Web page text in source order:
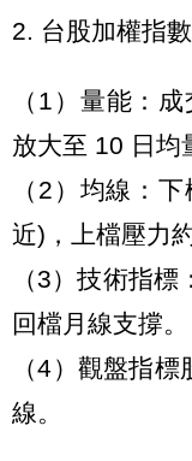
2. 台股加權指
（1）量能：
放大至 10 日均
（2）均線：
近)，上檔壓力
（3）技術指
回檔月線支撐。
（4）觀盤指
線。